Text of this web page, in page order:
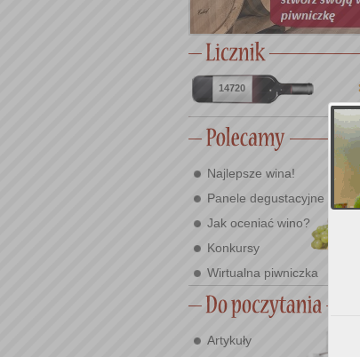
14720
Najlepsze wina!
Panele degustacyjne
Jak oceniać wino?
Konkursy
Wirtualna piwniczka
Artykuły